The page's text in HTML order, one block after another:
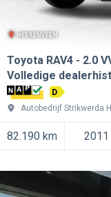
Toyota RAV4
2.0
Volledige
D
Autobedrijf Strikwerda
82.190 km 2011